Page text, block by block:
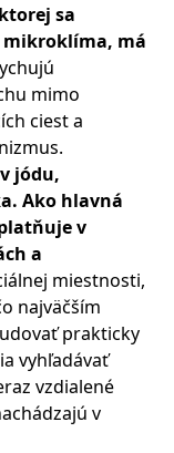
sa
má
mimo
ciest a
jódu,
Ako hlavná
v
a
miestnosti,
najväčším
prakticky
vyhľadávať
vzdialené
v